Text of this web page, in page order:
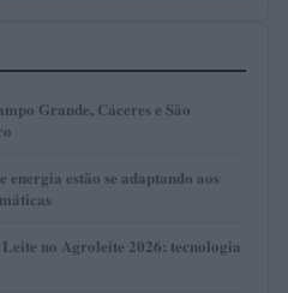
Grande, Cáceres e São
energia estão se adaptando aos
no Agroleite 2026: tecnologia